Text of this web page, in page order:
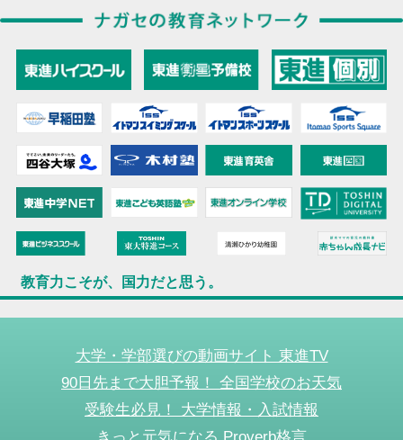
教育力こそが、国力だと思う。
大学・学部選びの動画サイト 東進TV
90日先まで大胆予報！ 全国学校のお天気
受験生必見！ 大学情報・入試情報